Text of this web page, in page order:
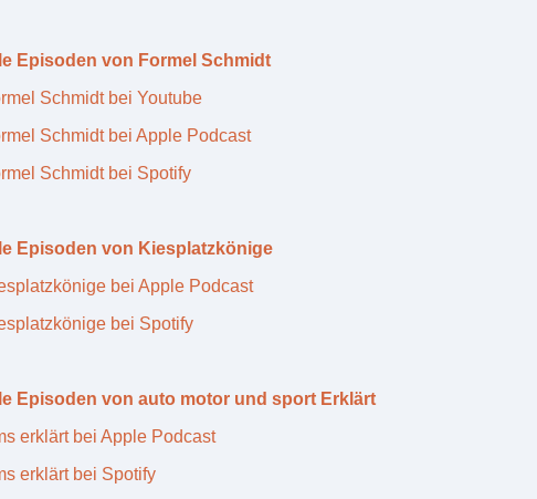
Episoden von Formel Schmidt
Schmidt bei Youtube
Schmidt bei Apple Podcast
Schmidt bei Spotify
Episoden von Kiesplatzkönige
bei Apple Podcast
bei Spotify
Episoden von auto motor und sport Erklärt
erklärt bei Apple Podcast
erklärt bei Spotify